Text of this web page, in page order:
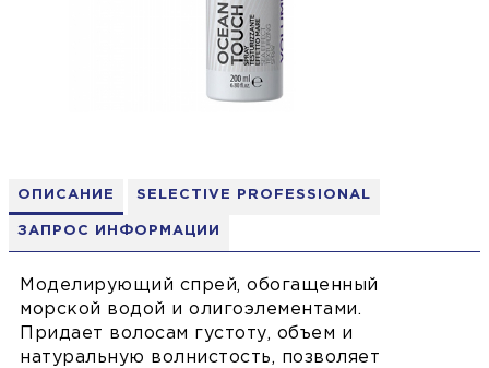
ОПИСАНИЕ SELECTIVE PROFESSIONAL
ЗАПРОС ИНФОРМАЦИИ
Моделирующий спрей, обогащенный
морской водой и олигоэлементами.
Придает волосам густоту, объем и
натуральную волнистость, позволяет